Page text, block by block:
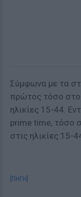
Σύμφωνα με τα
πρώτος τόσο στο
ηλικίες 15-44.
prime time, τόσο
στις ηλικίες 15-
[ΠΗΓΗ]